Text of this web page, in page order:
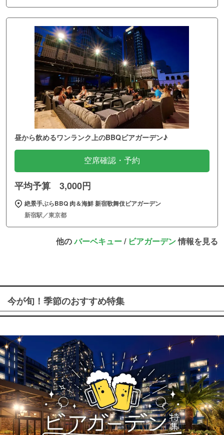
昼から飲めるワンランク上のBBQビアガーデン♪
空席確認・予約
平均予算 3,000円
絶景手ぶらBBQ 肉＆海鮮 新宿歌舞伎ビアガーデン
新宿駅／東京都
他のバーベキュー/ ビアガーデン情報を見る
今が旬！季節のおすすめ特集